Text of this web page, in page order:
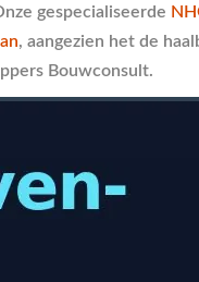
gespecialiseerde
, aangezien het de
Bouwconsult.